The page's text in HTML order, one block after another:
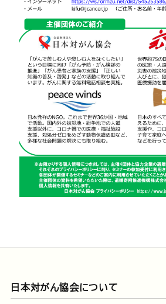
日本対がん協会について